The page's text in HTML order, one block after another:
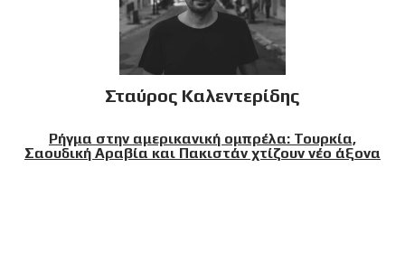
Σταύρος Καλεντερίδης
Ρήγμα στην αμερικανική ομπρέλα: Τουρκία,
Σαουδική Αραβία και Πακιστάν χτίζουν νέο άξονα